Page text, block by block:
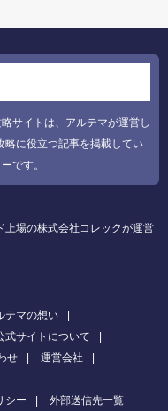
サイトは、アルテマが運営し
略に役立つ記事を掲載してい
です。
上場の株式会社コレックが運営
テマの想い
式サイトについて
せ
運営会社
シー 外部送信先一覧